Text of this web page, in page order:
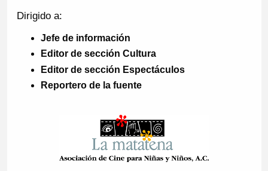
Dirigido a:
Jefe de información
Editor de sección Cultura
Editor de sección Espectáculos
Reportero de la fuente